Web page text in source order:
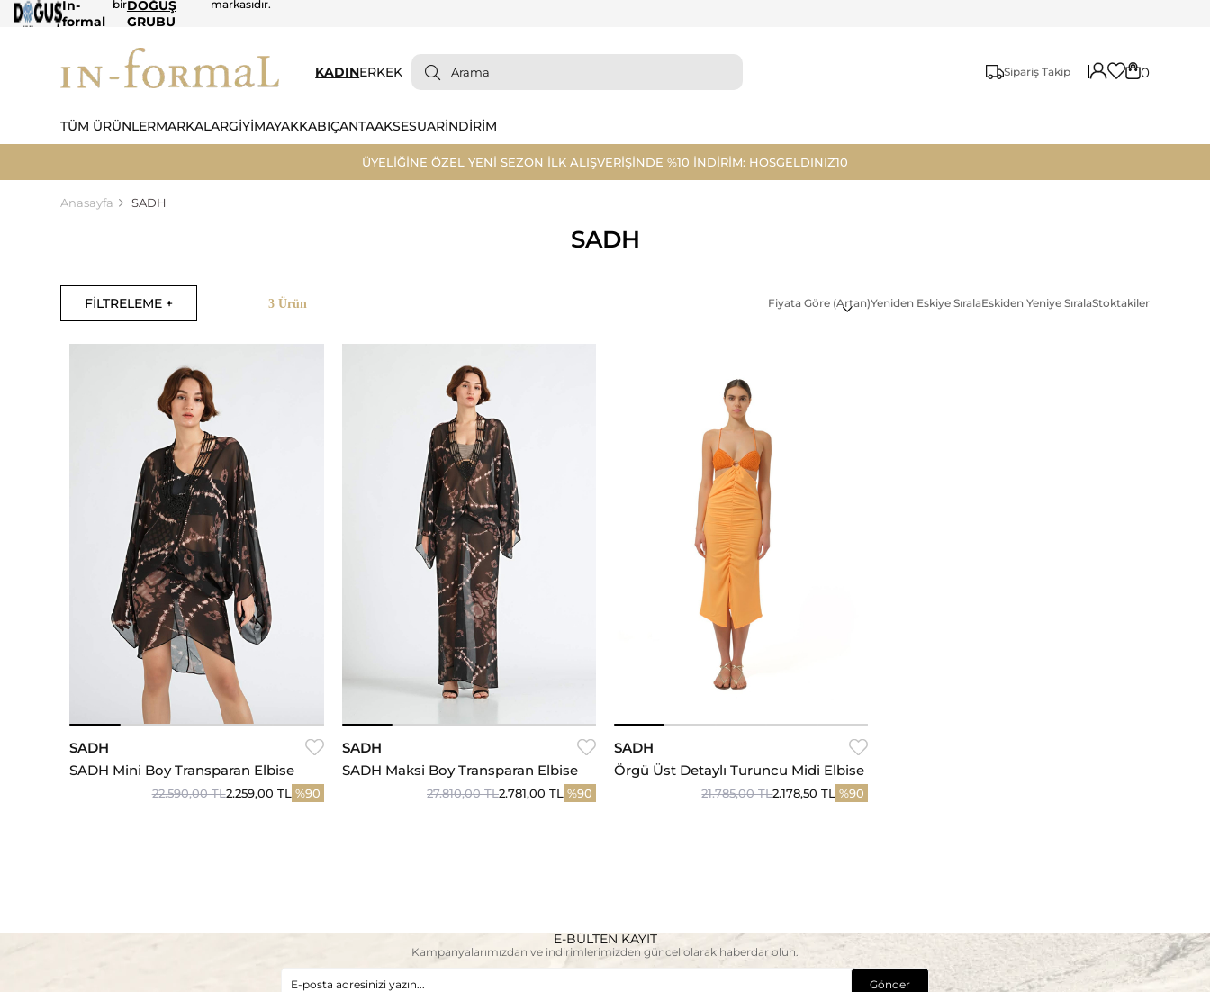
In-
formal
birDOĞUŞ
GRUBU
markasıdır.
KADINERKEK Sipariş Takip 0
TÜM ÜRÜNLERMARKALARGİYİMAYAKKABIÇANTAAKSESUARİNDİRİM
ÜYELİĞİNE ÖZEL YENİ SEZON İLK ALIŞVERİŞİNDE %10 İNDİRİM: HOSGELDINIZ10
Anasayfa SADH
SADH
Fiyata Göre (Artan)Yeniden Eskiye SıralaEskiden Yeniye SıralaStoktakiler
3 Ürün
FİLTRELEME +
SADH
SADH Mini Boy Transparan Elbise
%90
2.259,00 TL
22.590,00 TL
SM
SADH
SADH Maksi Boy Transparan Elbise
%90
2.781,00 TL
27.810,00 TL
SM
SADH
Örgü Üst Detaylı Turuncu Midi Elbise
%90
2.178,50 TL
21.785,00 TL
S M
E-BÜLTEN KAYIT
Kampanyalarımızdan ve indirimlerimizden güncel olarak haberdar olun.
Gönder